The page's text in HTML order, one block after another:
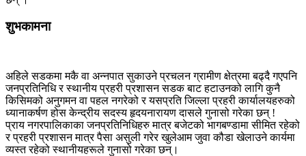
शुभकामना
अहिले सडकमा मकै वा अन्नपात सुकाउने प्रचलन ग्रामीण क्षेत्रमा बढ्दै गएपनि
जनप्रतिनिधि र स्थानीय प्रहरी प्रशासन सडक बाट हटाउनको लागि कुनै
किसिमको अनुगमन वा पहल नगरेको र यसप्रति जिल्ला प्रहरी कार्यालयहरुको
ध्यानाकर्षण होस केन्द्रीय सदस्य हृदयनारायण दासले गुनासो गरेका छन् !
प्राय नगरपालिकाका जनप्रतिनिधिहरु मात्र बजेटको भागबण्डामा सीमित रहेको
र प्रहरी प्रशासन मात्र पैसा असुली गरेर खुलेआम जुवा कौडा खेलाउने कार्यमा
व्यस्त रहेको स्थानीयहरूले गुनासो गरेका छन्।